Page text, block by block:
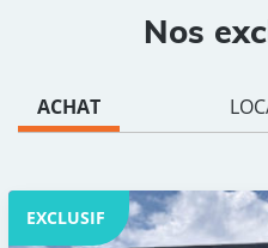
Nos
ACHAT
EXCLUSIF